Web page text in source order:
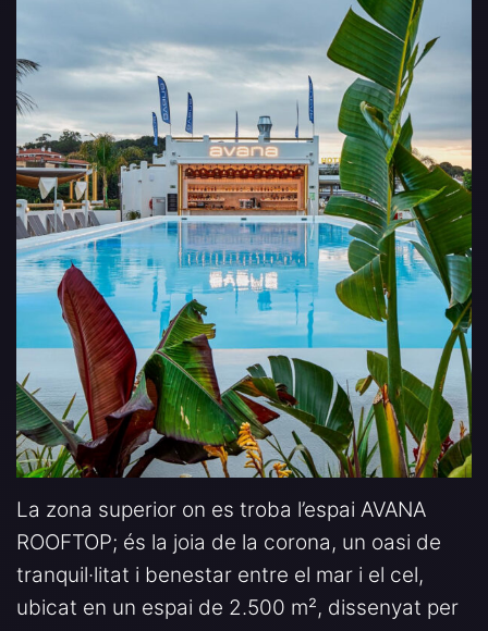
La zona superior on es troba l’espai AVANA
ROOFTOP; és la joia de la corona, un oasi de
tranquil·litat i benestar entre el mar i el cel,
ubicat en un espai de 2.500 m², dissenyat per